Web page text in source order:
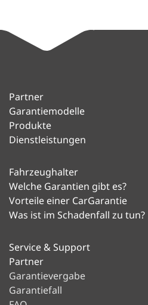
Partner
Garantiemodelle
Produkte
Dienstleistungen
Fahrzeughalter
Welche Garantien gibt es?
Vorteile einer CarGarantie
Was ist im Schadenfall zu tun?
Service & Support
Partner
Garantievergabe
Garantiefall